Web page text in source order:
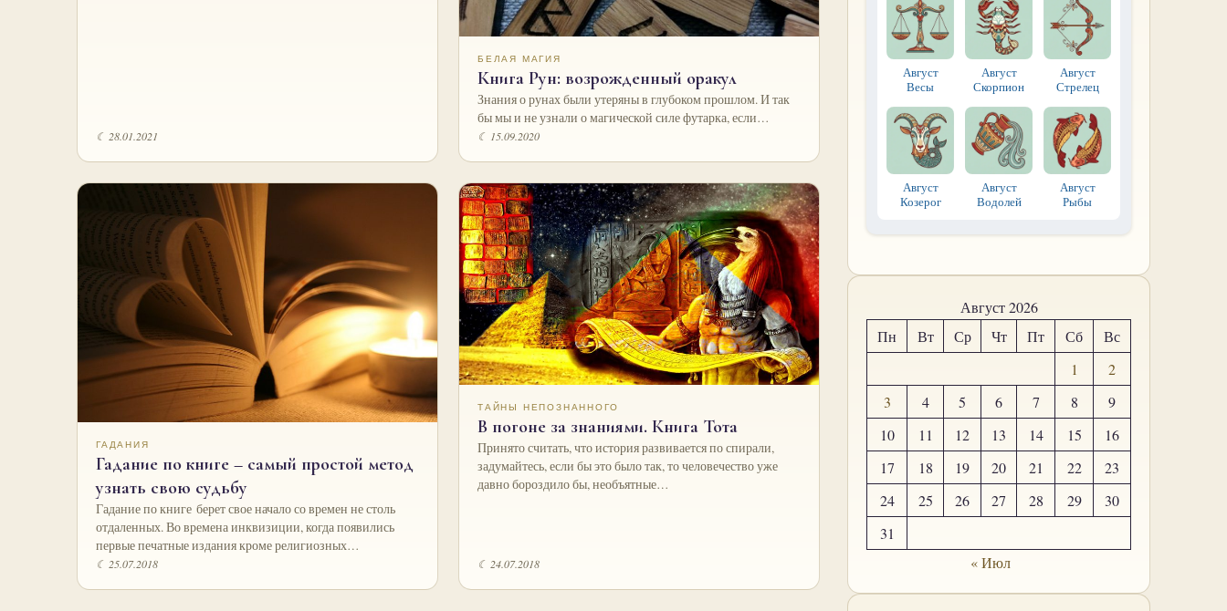
☾ 28.01.2021
БЕЛАЯ МАГИЯ
Книга Рун: возрожденный оракул
Знания о рунах были утеряны в глубоком прошлом. И так
бы мы и не узнали о магической силе футарка, если…
☾ 15.09.2020
ГАДАНИЯ
Гадание по книге – самый простой метод
узнать свою судьбу
Гадание по книге берет свое начало со времен не столь
отдаленных. Во времена инквизиции, когда появились
первые печатные издания кроме религиозных…
☾ 25.07.2018
ТАЙНЫ НЕПОЗНАННОГО
В погоне за знаниями. Книга Тота
Принято считать, что история развивается по спирали,
задумайтесь, если бы это было так, то человечество уже
давно бороздило бы, необъятные…
☾ 24.07.2018
Август
Весы
Август
Скорпион
Август
Стрелец
Август
Козерог
Август
Водолей
Август
Рыбы
Август 2026
Пн
Вт Ср Чт Пт Сб
Вс
1
2
3
4 5 6 7 8
9
10
11 12 13 14 15
16
17
18 19 20 21 22
23
24
25 26 27 28 29
30
31
« Июл